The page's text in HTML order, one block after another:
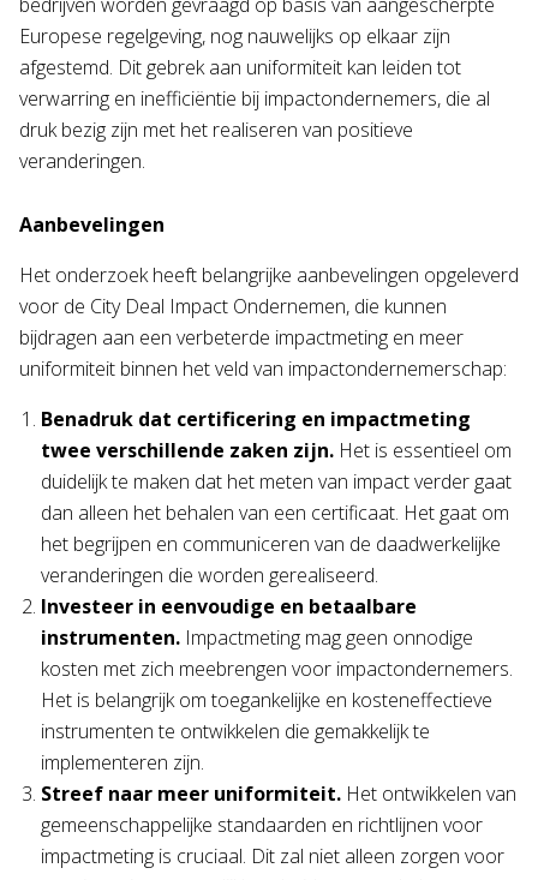
Europese regelgeving, nog nauwelijks op elkaar zijn
afgestemd. Dit gebrek aan uniformiteit kan leiden tot
verwarring en inefficiëntie bij impactondernemers, die al
druk bezig zijn met het realiseren van positieve
veranderingen.
Aanbevelingen
Het onderzoek heeft belangrijke aanbevelingen opgeleverd
voor de City Deal Impact Ondernemen, die kunnen
bijdragen aan een verbeterde impactmeting en meer
uniformiteit binnen het veld van impactondernemerschap:
Benadruk dat certificering en impactmeting
twee verschillende zaken zijn. Het is essentieel om
duidelijk te maken dat het meten van impact verder gaat
dan alleen het behalen van een certificaat. Het gaat om
het begrijpen en communiceren van de daadwerkelijke
veranderingen die worden gerealiseerd.
Investeer in eenvoudige en betaalbare
instrumenten. Impactmeting mag geen onnodige
kosten met zich meebrengen voor impactondernemers.
Het is belangrijk om toegankelijke en kosteneffectieve
instrumenten te ontwikkelen die gemakkelijk te
implementeren zijn.
Streef naar meer uniformiteit. Het ontwikkelen van
gemeenschappelijke standaarden en richtlijnen voor
impactmeting is cruciaal. Dit zal niet alleen zorgen voor